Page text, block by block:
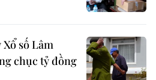
số Lâm
chục tỷ đồng